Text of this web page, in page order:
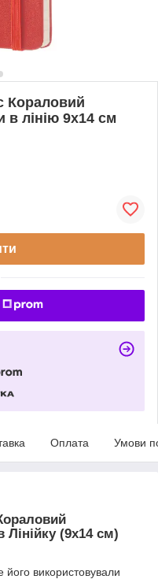
Кораловий
в лінію 9х14 см
Оплата Умови
Лінійку (9х14 см)
використовували